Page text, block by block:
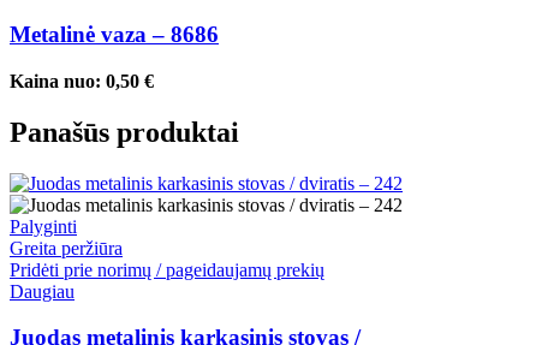
Metalinė vaza – 8686
Kaina nuo: 0,50 €
Panašūs produktai
Palyginti
Greita peržiūra
Pridėti prie norimų / pageidaujamų prekių
Daugiau
Juodas metalinis karkasinis stovas /